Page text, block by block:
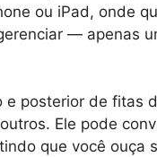
ou iPad, onde
— apenas
e posterior de fitas
Ele pode
que você ouça